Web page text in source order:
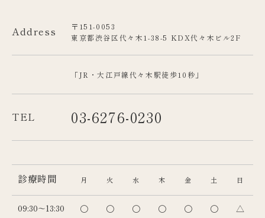
Address
〒151-0053
東京都渋谷区代々木1-38-5 KDX代々木ビル2F
「JR・大江戸線代々木駅徒歩10秒」
TEL 03-6276-0230
診療時間 月 火 水 木 金 土 日
09:30～13:30 〇 〇 〇 〇 〇 〇 △